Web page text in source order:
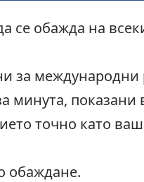
се обажда на
за международни
минута,
точно като
обаждане.